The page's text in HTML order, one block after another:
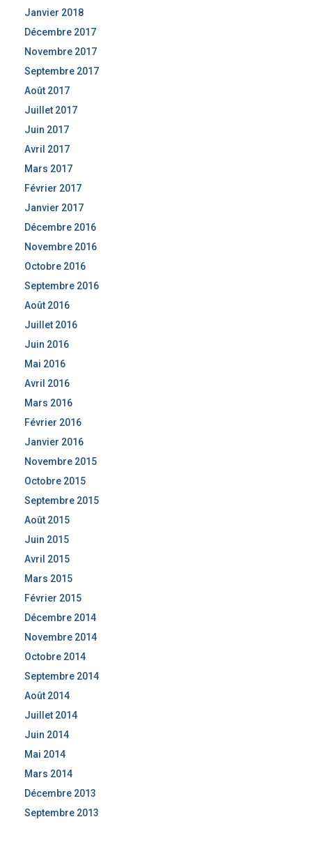
Janvier 2018
Décembre 2017
Novembre 2017
Septembre 2017
Août 2017
Juillet 2017
Juin 2017
Avril 2017
Mars 2017
Février 2017
Janvier 2017
Décembre 2016
Novembre 2016
Octobre 2016
Septembre 2016
Août 2016
Juillet 2016
Juin 2016
Mai 2016
Avril 2016
Mars 2016
Février 2016
Janvier 2016
Novembre 2015
Octobre 2015
Septembre 2015
Août 2015
Juin 2015
Avril 2015
Mars 2015
Février 2015
Décembre 2014
Novembre 2014
Octobre 2014
Septembre 2014
Août 2014
Juillet 2014
Juin 2014
Mai 2014
Mars 2014
Décembre 2013
Septembre 2013